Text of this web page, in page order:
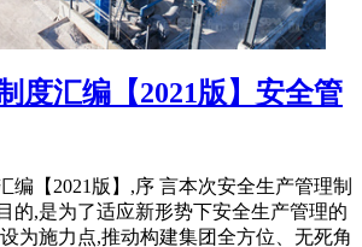
度汇编【2021版】安全管
编【2021版】,序 言本次安全生产管理制
的,是为了适应新形势下安全生产管理的
为施力点,推动构建集团全方位、无死角